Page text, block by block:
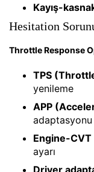
Kayış-
Hesitation
Throttle Response
TPS
yenileme
APP
adaptasyonu
Engine-
ayarı